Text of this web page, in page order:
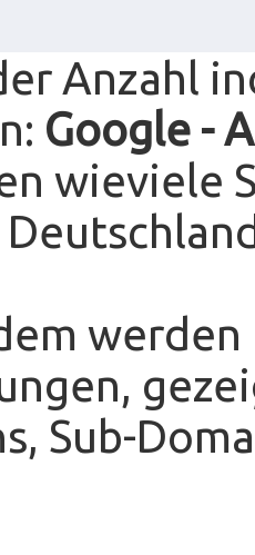
Anzahl
Google -
wieviele
Sub-